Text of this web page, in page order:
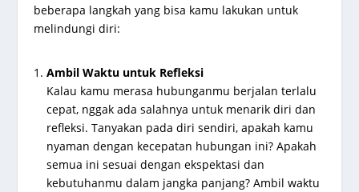
beberapa langkah yang bisa kamu lakukan untuk
melindungi diri:
Ambil Waktu untuk Refleksi
Kalau kamu merasa hubunganmu berjalan terlalu
cepat, nggak ada salahnya untuk menarik diri dan
refleksi. Tanyakan pada diri sendiri, apakah kamu
nyaman dengan kecepatan hubungan ini? Apakah
semua ini sesuai dengan ekspektasi dan
kebutuhanmu dalam jangka panjang? Ambil waktu